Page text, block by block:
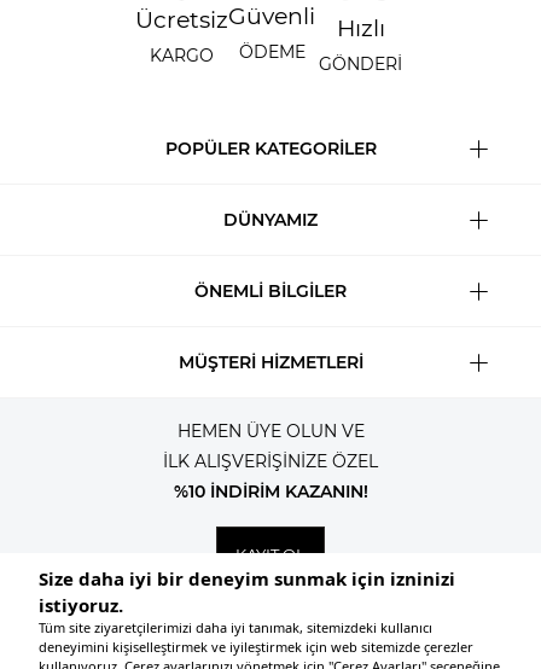
Ücretsiz
KARGO
Güvenli
ÖDEME
Hızlı
GÖNDERİ
POPÜLER KATEGORİLER
DÜNYAMIZ
ÖNEMLİ BİLGİLER
MÜŞTERİ HİZMETLERİ
HEMEN ÜYE OLUN VE
İLK ALIŞVERİŞİNİZE ÖZEL
%10 İNDİRİM KAZANIN!
KAYIT OL